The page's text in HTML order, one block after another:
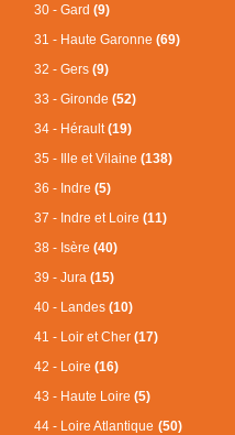
30 - Gard(9)
31 - Haute Garonne(69)
32 - Gers(9)
33 - Gironde(52)
34 - Hérault(19)
35 - Ille et Vilaine(138)
36 - Indre(5)
37 - Indre et Loire(11)
38 - Isère(40)
39 - Jura(15)
40 - Landes(10)
41 - Loir et Cher(17)
42 - Loire(16)
43 - Haute Loire(5)
44 - Loire Atlantique(50)